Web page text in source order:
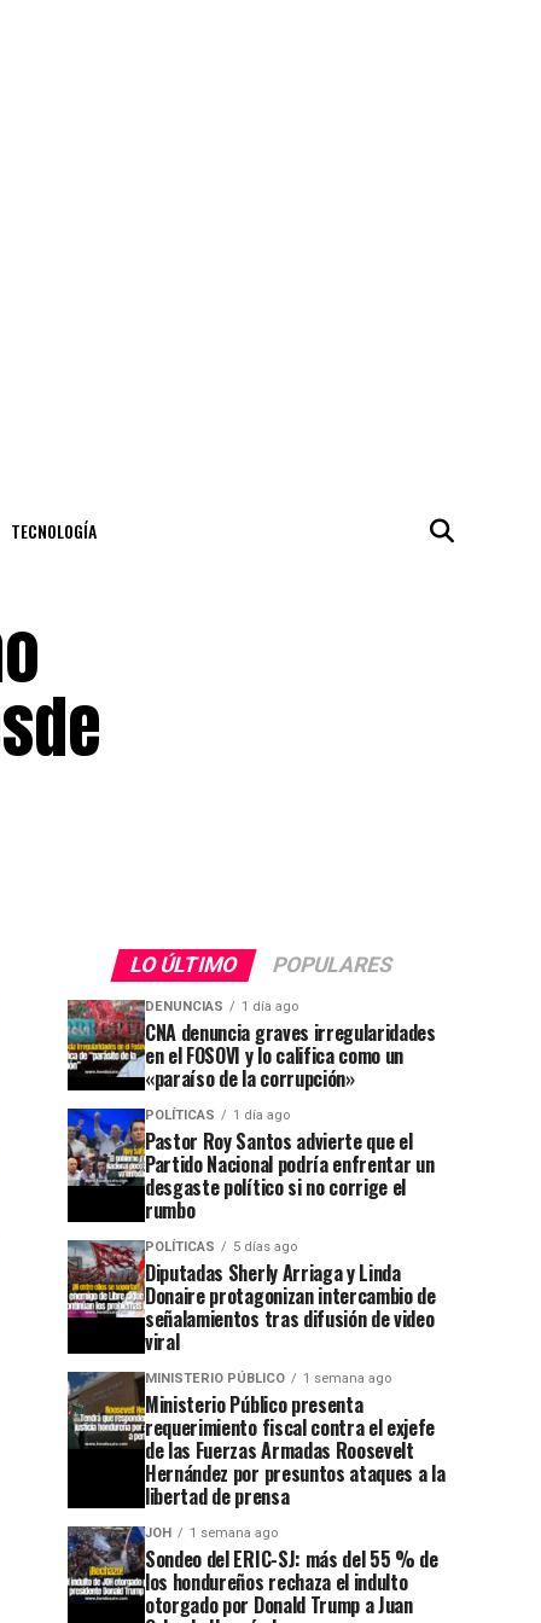
TECNOLOGÍA
LO ÚLTIMO POPULARES
DENUNCIAS 1 día ago
CNA denuncia graves irregularidades
en el FOSOVI y lo califica como un
«paraíso de la corrupción»
POLÍTICAS 1 día ago
Pastor Roy Santos advierte que el
Partido Nacional podría enfrentar un
desgaste político si no corrige el
rumbo
POLÍTICAS 5 días ago
Diputadas Sherly Arriaga y Linda
Donaire protagonizan intercambio de
señalamientos tras difusión de video
viral
MINISTERIO PÚBLICO 1 semana ago
Ministerio Público presenta
requerimiento fiscal contra el exjefe
de las Fuerzas Armadas Roosevelt
Hernández por presuntos ataques a la
libertad de prensa
JOH 1 semana ago
Sondeo del ERIC-SJ: más del 55 % de
los hondureños rechaza el indulto
otorgado por Donald Trump a Juan